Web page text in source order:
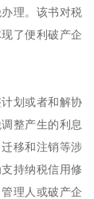
理。该书对税
了便利破产企
划或者和解协
整产生的利息
移和注销等涉
持纳税信用修
理人或破产企